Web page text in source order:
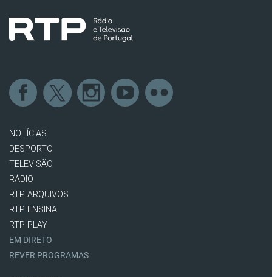
NOTÍCIAS
DESPORTO
TELEVISÃO
RÁDIO
RTP ARQUIVOS
RTP ENSINA
RTP PLAY
EM DIRETO
REVER PROGRAMAS